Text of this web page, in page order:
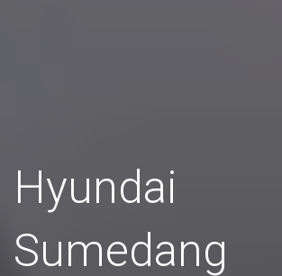
Hyundai
Sumedang